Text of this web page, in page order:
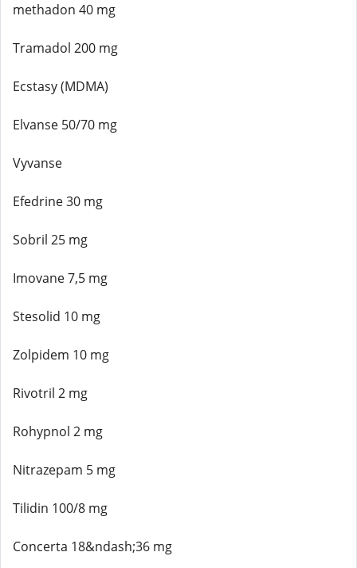
methadon 40 mg
Tramadol 200 mg
Ecstasy (MDMA)
Elvanse 50/70 mg
Vyvanse
Efedrine 30 mg
Sobril 25 mg
Imovane 7,5 mg
Stesolid 10 mg
Zolpidem 10 mg
Rivotril 2 mg
Rohypnol 2 mg
Nitrazepam 5 mg
Tilidin 100/8 mg
Concerta 18&ndash;36 mg